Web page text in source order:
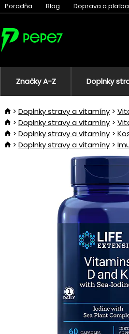
Poradňa Blog Doprava a platba
Značky A-Z Doplnky
Doplnky stravy a vitamíny
Doplnky stravy a vitamíny
Doplnky stravy a vitamíny
Doplnky stravy a vitamíny